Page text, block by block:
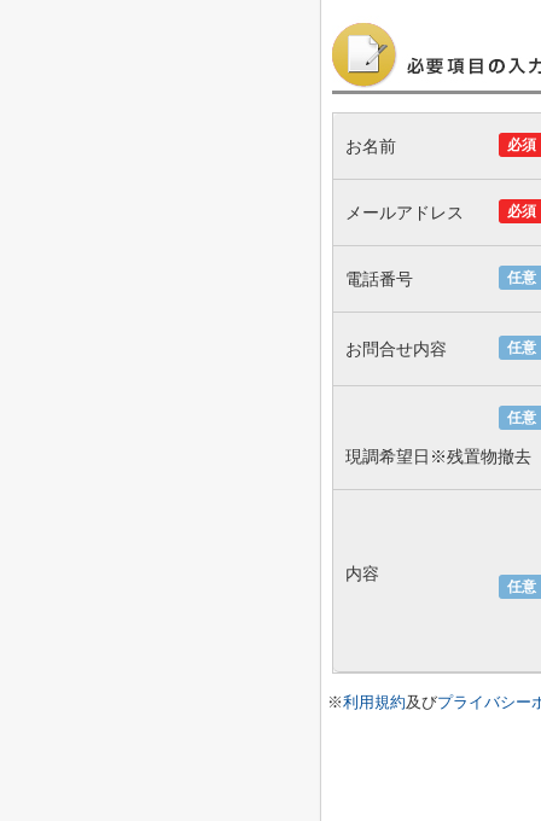
必須
お名前
必須
メールアドレス
任意
電話番号
任意
お問合せ内容
任意
現調希望日※残置物撤去
任意
内容
※利用規約及びプライバシー